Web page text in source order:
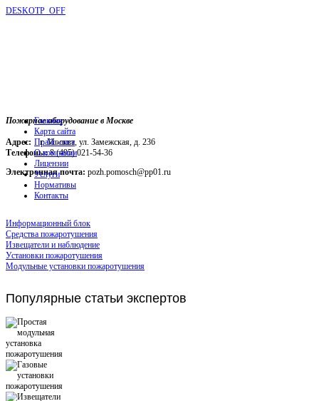
DESKOTP_OFF
Пожарное оборудование в Москве
Адрес: г. Москва, ул. Замежская, д. 236
Телефоны:8 (495) 021-54-36
Электронная почта: pozh.pomosch@pp01.ru
Главная
Карта сайта
Прайс-лист
О компании
Лицензии
Услуги
Нормативы
Контакты
Информационный блок
Средства пожаротушения
Извещатели и наблюдение
Установки пожаротушения
Модульные установки пожаротушения
Популярные статьи экспертов